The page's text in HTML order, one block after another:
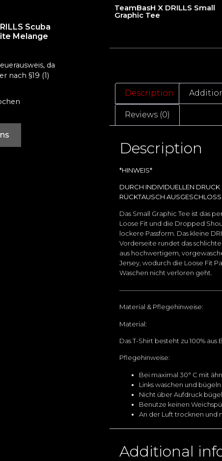
Scuba
Melange
da
nach §19 (1)
TeamBasH X DRILLS Small
Graphic Tee
Description
Reviews (0)
Description
*HINWEIS*
DURCH INDIVIDUELLEN
RÜCKTAUSCH
Das Small Graphic Tee ist das
Loose Fit und die Dropped
lockere Passform. Das kleine
Vorderseite rundet das schlichte
aus hochwertigem,
Jersey, wodurch die Loose Fit
Waschen nicht verloren geht.
Material & Pflegehinweise:
Material:
Das T-Shirt besteht zu 100% aus
Pflegehinweise:
Bei maximal 30° C mit
Links waschen und bügeln
Nicht über Aufdruck
Benutze keinen
An der Luft trocknen und
Additional